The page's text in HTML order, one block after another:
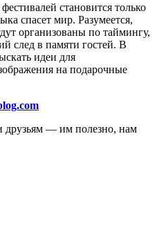
становится только
спасет мир. Разумеется,
организованы по таймингу,
след в памяти гостей. В
идеи для
на подарочные
друзьям — им полезно, нам